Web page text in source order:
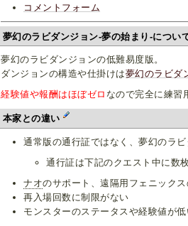
コメントフォーム
夢幻のラビダンジョン-夢の始まり-につい
夢幻のラビダンジョンの低難易度版。
ダンジョンの構造や仕掛けは夢幻のラビダ
経験値や報酬はほぼゼロ なので完全に練習
本家との違い
通常版の通行証ではなく、夢幻のラ
通行証は下記のクエスト中に数
ナオのサポート、遠隔用フェニック
再入場回数に制限がない
モンスターのステータスや経験値が低